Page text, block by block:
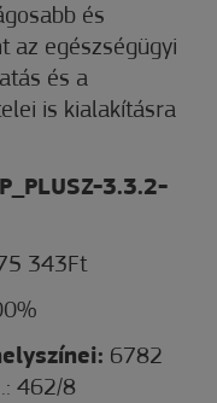
és
az egészségügyi
és a
is kialakításra
3.3.2-
343Ft
6782
462/8